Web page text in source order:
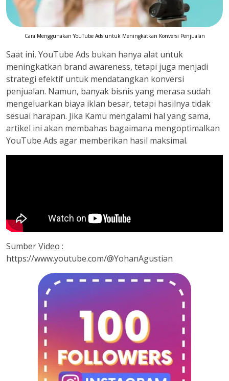
Cara Menggunakan YouTube Ads untuk Meningkatkan Konversi Penjualan
Saat ini, YouTube Ads bukan hanya alat untuk
meningkatkan brand awareness, tetapi juga menjadi
strategi efektif untuk mendatangkan konversi
penjualan. Namun, banyak bisnis yang merasa sudah
mengeluarkan biaya iklan besar, tetapi hasilnya tidak
sesuai harapan. Jika Kamu mengalami hal yang sama,
artikel ini akan membahas bagaimana mengoptimalkan
YouTube Ads agar memberikan hasil maksimal.
Sumber Video :
https://www.youtube.com/@YohanAgustian